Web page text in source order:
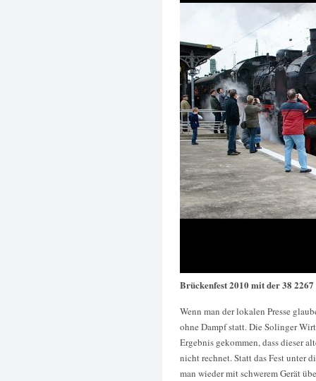
Brückenfest 2010 mit der 38 2267
Wenn man der lokalen Presse
ohne Dampf statt. Die Solinger
Ergebnis gekommen, dass dieser
nicht rechnet. Statt das Fest unter
man wieder mit schwerem Gerät